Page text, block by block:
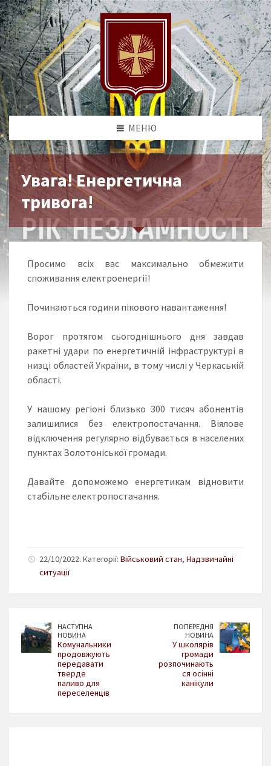
МЕНЮ
Увага! Енергетична
тривога!
Просимо всіх вас максимально обмежити
споживання електроенергії!
Починаються години пікового навантаження!
Ворог протягом сьогоднішнього дня завдав
ракетні удари по енергетичній інфраструктурі в
низці областей України, в тому числі у Черкаській
області.
У нашому регіоні близько 300 тисяч абонентів
залишилися без електропостачання. Віялове
відключення регулярно відбувається в населених
пунктах Золотоніської громади.
Давайте допоможемо енергетикам відновити
стабільне електропостачання.
22/10/2022. Категорії: Військовий стан, Надзвичайні
ситуації
НАСТУПНА
НОВИНА
Комунальники
продовжують
передавати
тверде
паливо для
переселенців
ПОПЕРЕДНЯ
НОВИНА
У школярів
громади
розпочинають
ся осінні
канікули